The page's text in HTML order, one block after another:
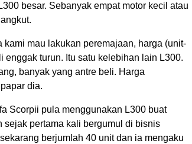
besar. Sebanyak empat motor kecil atau
kami mau lakukan peremajaan, harga (unit-
enggak turun. Itu satu kelebihan lain L300.
banyak yang antre beli. Harga
dia.
Scorpii pula menggunakan L300 buat
pertama kali bergumul di bisnis
berjumlah 40 unit dan ia mengaku